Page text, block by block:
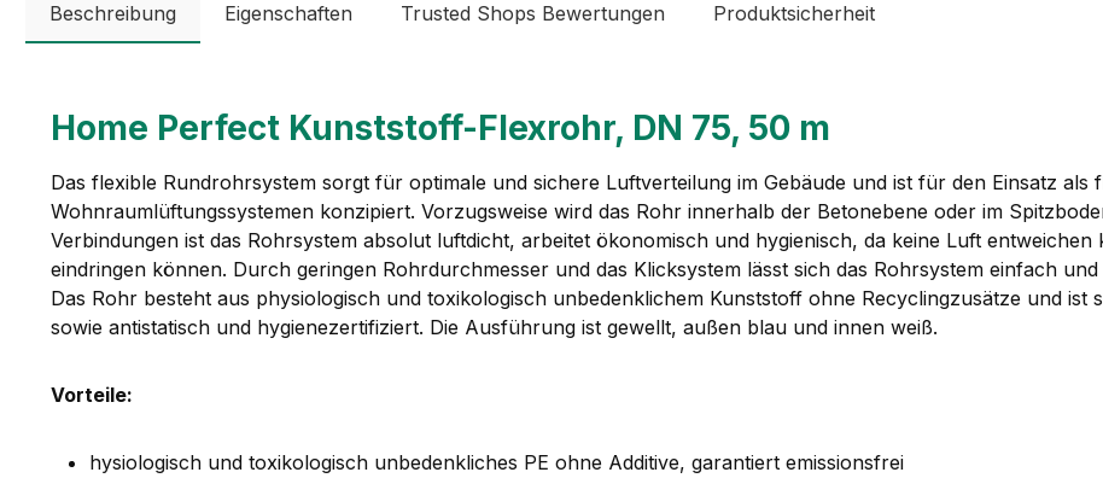
Beschreibung Eigenschaften Trusted Shops Bewertungen Produktsicherheit
Home Perfect Kunststoff-Flexrohr, DN 75, 50 m
Das flexible Rundrohrsystem sorgt für optimale und sichere Luftverteilung im Gebäude und ist für den Einsatz
Wohnraumlüftungssystemen konzipiert. Vorzugsweise wird das Rohr innerhalb der Betonebene oder im
Verbindungen ist das Rohrsystem absolut luftdicht, arbeitet ökonomisch und hygienisch, da keine Luft
eindringen können. Durch geringen Rohrdurchmesser und das Klicksystem lässt sich das Rohrsystem einfach
Das Rohr besteht aus physiologisch und toxikologisch unbedenklichem Kunststoff ohne Recyclingzusätze und
sowie antistatisch und hygienezertifiziert. Die Ausführung ist gewellt, außen blau und innen weiß.
Vorteile:
hysiologisch und toxikologisch unbedenkliches PE ohne Additive, garantiert emissionsfrei